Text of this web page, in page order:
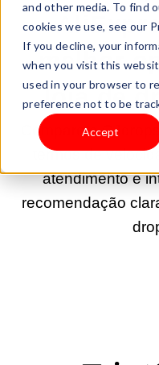
and other media. To find
cookies we use, see our
If you decline, your
when you visit this
used in your browser to
preference not to be
Accept
melhor
loja de
Compare a
termos de
atendimento e
recomendação